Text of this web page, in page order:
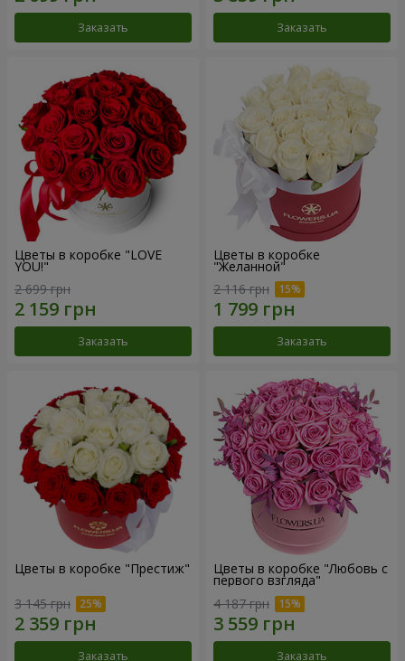
Заказать Заказать
Цветы в коробке "LOVE
YOU!"
2 699 грн
Заказать
Цветы в коробке
"Желанной"
2 116 грн
Заказать
Цветы в коробке "Престиж"
3 145 грн
Заказать
Цветы в коробке "Любовь с
первого взгляда"
4 187 грн
Заказать